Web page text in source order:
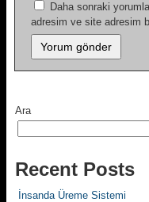
Daha sonraki
adresim ve site adresim
Ara
Recent Posts
İnsanda Üreme Sistemi